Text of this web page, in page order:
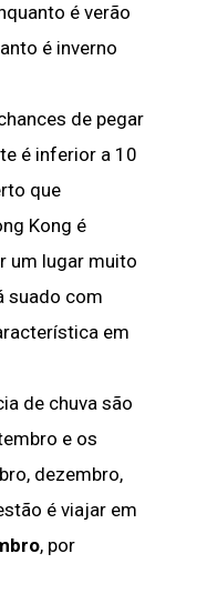
é verão
é inverno
de pegar
é inferior a 10
que
Kong é
um lugar muito
suado com
em
de chuva são
e os
dezembro,
é viajar em
, por